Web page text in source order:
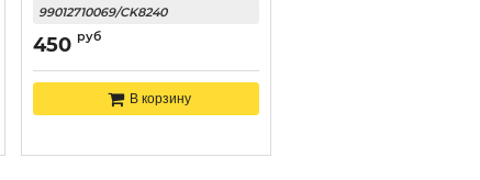
99012710069/CK8240
450 руб
В корзину